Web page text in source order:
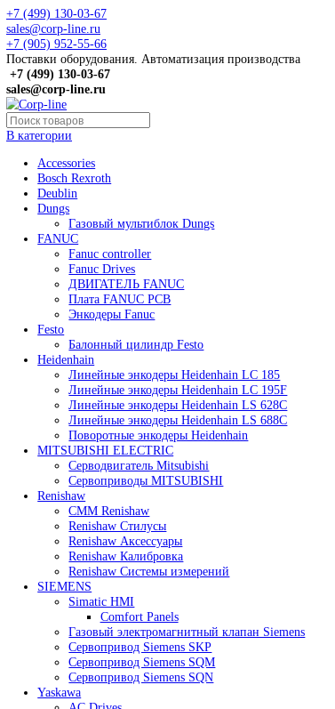
+7 (499) 130-03-67
sales@corp-line.ru
+7 (905) 952-55-66
Поставки оборудования. Автоматизация производства
+7 (499)130-03-67
sales@corp-line.ru
Accessories
Bosch Rexroth
Deublin
Dungs
Газовый мультиблок Dungs
FANUC
Fanuc controller
Fanuc Drives
ДВИГАТЕЛЬ FANUC
Плата FANUC PCB
Энкодеры Fanuc
Festo
Балонный цилиндр Festo
Heidenhain
Линейные энкодеры Heidenhain LC 185
Линейные энкодеры Heidenhain LC 195F
Линейные энкодеры Heidenhain LS 628C
Линейные энкодеры Heidenhain LS 688C
Поворотные энкодеры Heidenhain
MITSUBISHI ELECTRIC
Серводвигатель Mitsubishi
Сервоприводы MITSUBISHI
Renishaw
CMM Renishaw
Renishaw Cтилусы
Renishaw Аксессуары
Renishaw Калибровка
Renishaw Системы измерений
SIEMENS
Simatic HMI